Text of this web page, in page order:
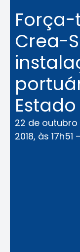
Crea-
Estado
22 de outubro
2018, às 17h51 –